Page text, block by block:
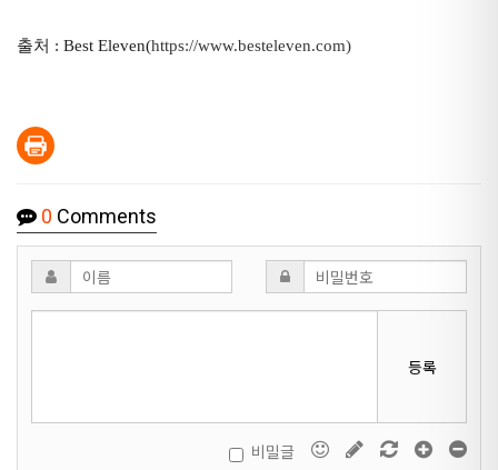
출처 : Best Eleven(https://www.besteleven.com)
0 Comments
등록
비밀글